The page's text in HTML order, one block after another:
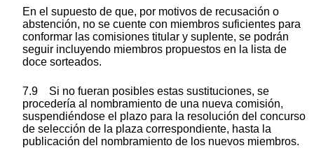
En el supuesto de que, por motivos de recusación o
abstención, no se cuente con miembros suficientes para
conformar las comisiones titular y suplente, se podrán
seguir incluyendo miembros propuestos en la lista de
doce sorteados.
7.9 Si no fueran posibles estas sustituciones, se
procedería al nombramiento de una nueva comisión,
suspendiéndose el plazo para la resolución del concurso
de selección de la plaza correspondiente, hasta la
publicación del nombramiento de los nuevos miembros.